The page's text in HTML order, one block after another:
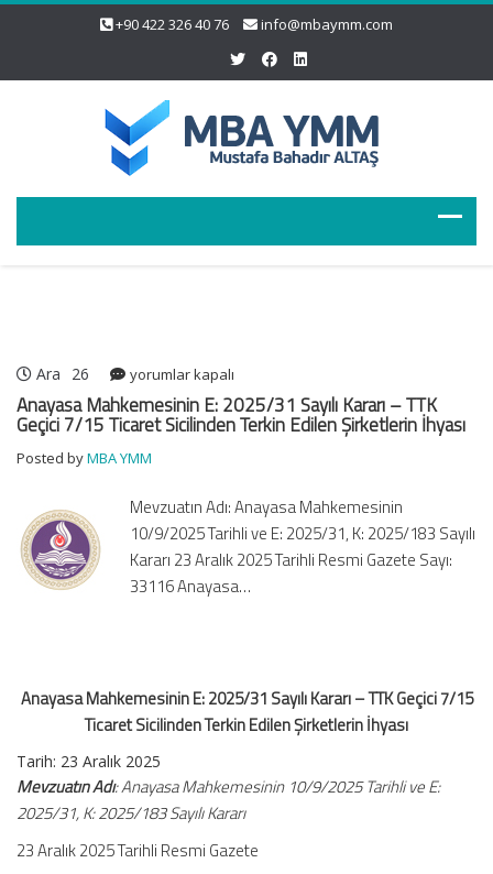
+90 422 326 40 76 info@mbaymm.com
Ara 26
Anayasa
Mahkemesinin
E:
Sayılı
–
TTK
Geçici
7/15
Şirketlerin
İhyası
yorumlar kapalı
Anayasa Mahkemesinin E: 2025/31 Sayılı Kararı – TTK
Geçici 7/15 Ticaret Sicilinden Terkin Edilen Şirketlerin İhyası
Posted byMBA YMM
Mevzuatın Adı: Anayasa Mahkemesinin
10/9/2025 Tarihli ve E: 2025/31, K: 2025/183 Sayılı
Kararı 23 Aralık 2025 Tarihli Resmi Gazete Sayı:
33116 Anayasa…
Anayasa Mahkemesinin E: 2025/31 Sayılı Kararı – TTK Geçici 7/15
Ticaret Sicilinden Terkin Edilen Şirketlerin İhyası
Tarih: 23 Aralık 2025
Mevzuatın Adı: Anayasa Mahkemesinin 10/9/2025 Tarihli ve E:
2025/31, K: 2025/183 Sayılı Kararı
23 Aralık 2025 Tarihli Resmi Gazete